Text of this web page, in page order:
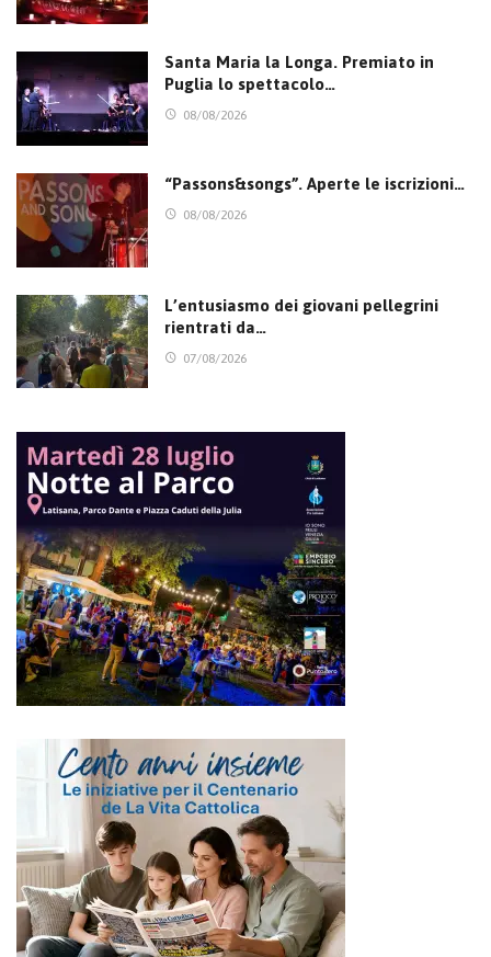
Santa Maria la Longa. Premiato in
Puglia lo spettacolo…
08/08/2026
“Passons&songs”. Aperte le iscrizioni…
08/08/2026
L’entusiasmo dei giovani pellegrini
rientrati da…
07/08/2026